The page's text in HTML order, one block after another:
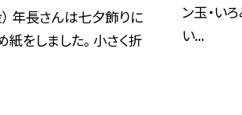
） 年長さんは七夕飾りに
紙をしました。 小さく折
ン玉・い
い...